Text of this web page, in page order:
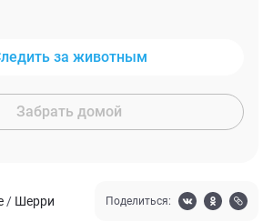
за животным
Забрать домой
/ Шерри Поделиться: